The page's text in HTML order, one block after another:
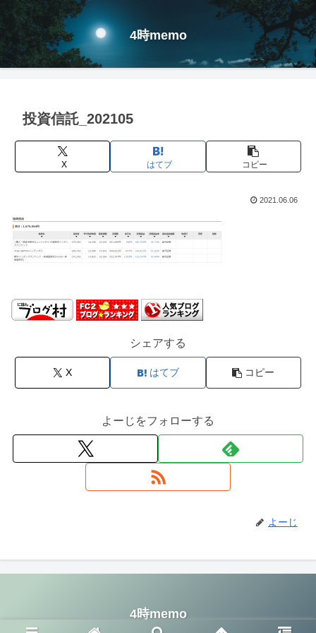
4時memo
投資信託_202105
X はてブ コピー
2021.06.06
シェアする
X はてブ コピー
よーじをフォローする
よーじ
4時memo